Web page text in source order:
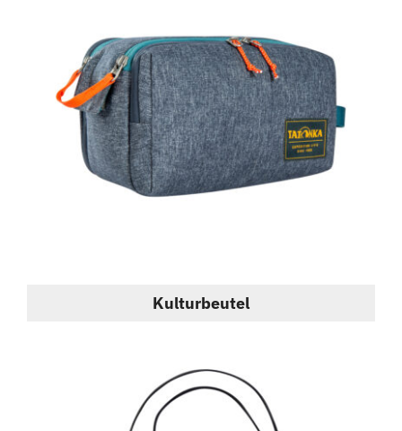
Kulturbeutel